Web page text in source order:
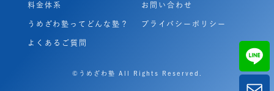
料金体系
うめざわ塾ってどんな塾？
よくあるご質問
お問い合わせ
プライバシーポリシー
©うめざわ塾 All Rights Reserved.